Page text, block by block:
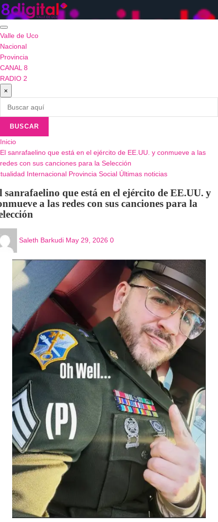
Saltar
al
contenido
Valle de Uco
Nacional
Provincia
CANAL 8
RADIO 2
×
BUSCAR
Inicio
El sanrafaelino que está en el ejército de EE.UU. y conmueve a las
redes con sus canciones para la Selección
Internacional Provincia Social Últimas noticias
sanrafaelino que está en el ejército de EE.UU. y
a las redes con sus canciones para la
Saleth Barkudi May 29, 2026 0